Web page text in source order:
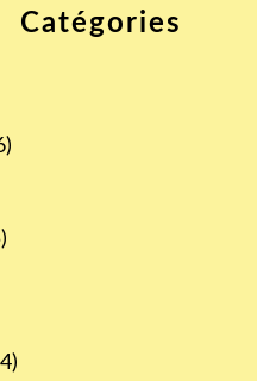
Catégories